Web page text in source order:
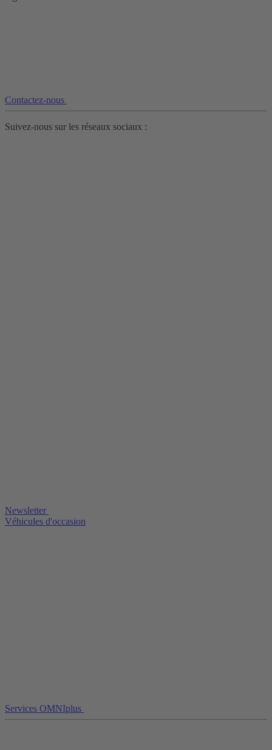
Contactez-nous
Suivez-nous sur les réseaux sociaux :
Newsletter
Véhicules d'occasion
Services OMNIplus